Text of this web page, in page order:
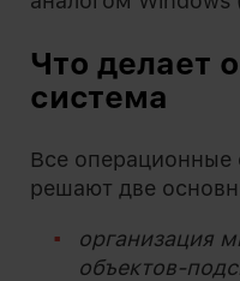
Что делает
система
Все
решают две
организация
объектов-